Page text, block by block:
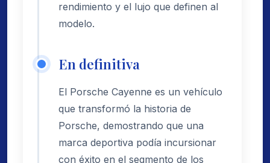
rendimiento y el lujo que definen al
modelo.
En definitiva
El Porsche Cayenne es un vehículo
que transformó la historia de
Porsche, demostrando que una
marca deportiva podía incursionar
con éxito en el segmento de los